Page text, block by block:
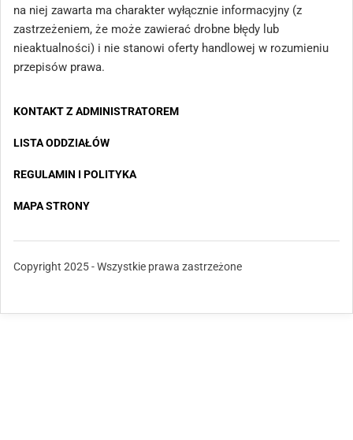
na niej zawarta ma charakter wyłącznie informacyjny (z
zastrzeżeniem, że może zawierać drobne błędy lub
nieaktualności) i nie stanowi oferty handlowej w rozumieniu
przepisów prawa.
KONTAKT Z ADMINISTRATOREM
LISTA ODDZIAŁÓW
REGULAMIN I POLITYKA
MAPA STRONY
Copyright 2025 - Wszystkie prawa zastrzeżone